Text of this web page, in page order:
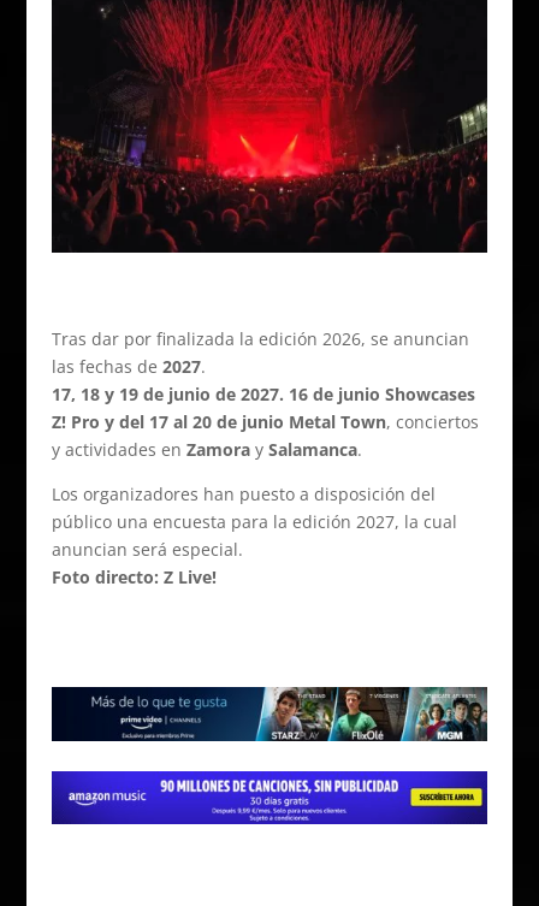
Tras dar por finalizada la edición 2026, se anuncian
las fechas de 2027.
17, 18 y 19 de junio de 2027. 16 de junio Showcases
Z! Pro y del 17 al 20 de junio Metal Town, conciertos
y actividades en Zamoray Salamanca.
Los organizadores han puesto a disposición del
público una encuesta para la edición 2027, la cual
anuncian será especial.
Foto directo: Z Live!